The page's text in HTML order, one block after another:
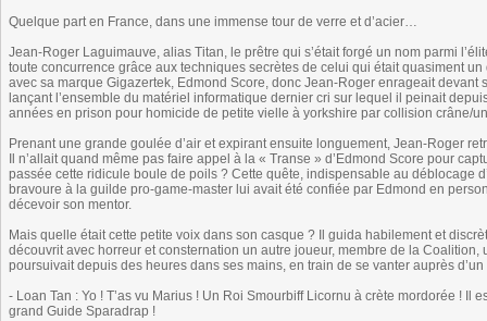
Quelque part en France, dans une immense tour de verre et d’acier…
Jean-Roger Laguimauve, alias Titan, le prêtre qui s’était forgé un nom parmi
toute concurrence grâce aux techniques secrètes de celui qui était quasiment
avec sa marque Gigazertek, Edmond Score, donc Jean-Roger enrageait
lançant l’ensemble du matériel informatique dernier cri sur lequel il peinait
années en prison pour homicide de petite vielle à yorkshire par collision crâne/
Prenant une grande goulée d’air et expirant ensuite longuement, Jean-Roger
Il n’allait quand même pas faire appel à la « Transe » d’Edmond Score pour
passée cette ridicule boule de poils ? Cette quête, indispensable au déblocage
bravoure à la guilde pro-game-master lui avait été confiée par Edmond en
décevoir son mentor.
Mais quelle était cette petite voix dans son casque ? Il guida habilement et
découvrit avec horreur et consternation un autre joueur, membre de la
poursuivait depuis des heures dans ses mains, en train de se vanter auprès
- Loan Tan : Yo ! T’as vu Marius ! Un Roi Smourbiff Licornu à crète mordorée !
grand Guide Sparadrap !